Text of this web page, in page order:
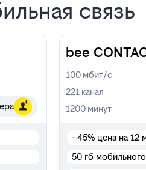
связь
bee
100 мбит/с
221 канал
1200 минут
- 45% цена на 12
50 гб